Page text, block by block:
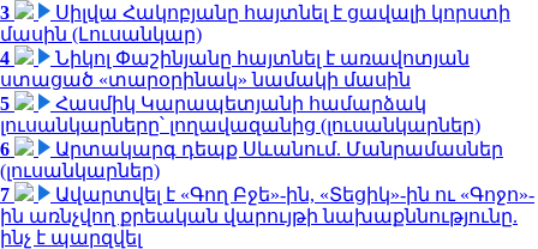
3
Սիլվա Հակոբյանը հայտնել է ցավալի կորստի
մասին (Լուսանկար)
4
Նիկոլ Փաշինյանը հայտնել է առավոտյան
ստացած «տարօրինակ» նամակի մասին
5
Հասմիկ Կարապետյանի համարձակ
լուսանկարները՝ լողավազանից (լուսանկարներ)
6
Արտակարգ դեպք Սևանում. Մանրամասներ
(լուսանկարներ)
7
Ավարտվել է «Գող Բջե»-ին, «Տեցիկ»-ին ու «Գոջո»-
ին առնչվող քրեական վարույթի նախաքննությունը.
ինչ է պարզվել